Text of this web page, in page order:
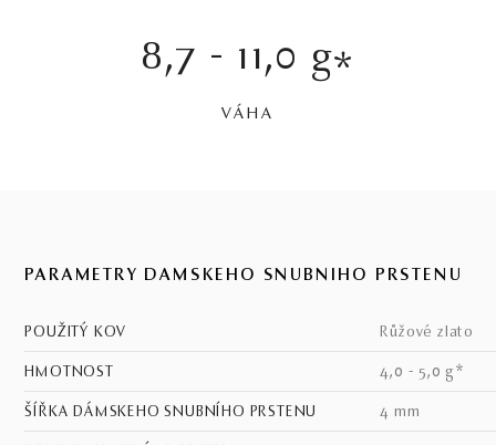
8,7 - 11,0 g*
VÁHA
PARAMETRY DÁMSKEHO SNUBNÍHO PRSTENU
POUŽITÝ KOV růžové zlato
HMOTNOST 4,0 - 5,0 g*
ŠÍŘKA DÁMSKEHO SNUBNÍHO PRSTENU 4 mm